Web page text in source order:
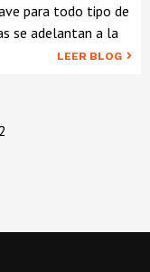
para todo tipo de
se adelantan a la
LEER BLOG
2